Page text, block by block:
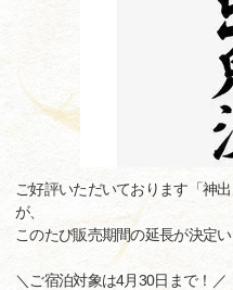
ご好評いただいております「神
が、
このたび販売期間の延長が決定い
＼ご宿泊対象は4月30日まで！／